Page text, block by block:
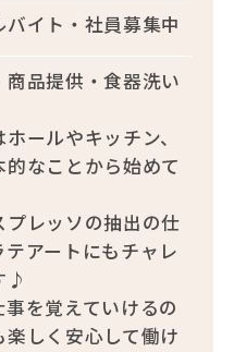
バイト・社員募集中
商品提供・食器洗い
ールやキッチン、
的なことから始めて
プレッソの抽出の仕
テアートにもチャレ
♪
を覚えていけるの
楽しく安心して働け